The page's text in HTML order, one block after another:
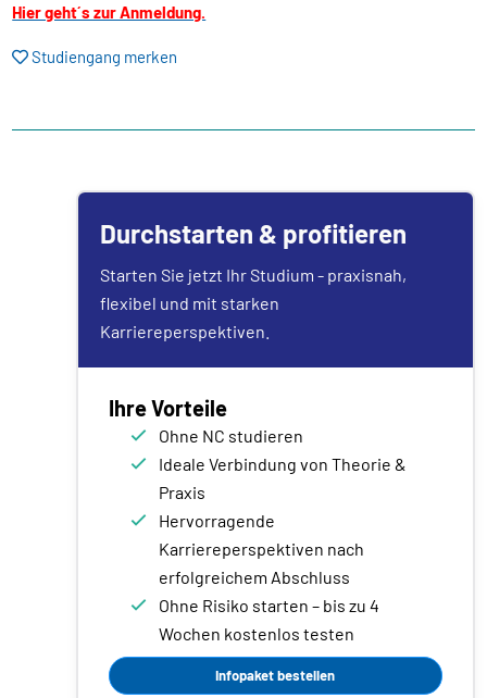
Hier geht´s zur Anmeldung.
Studiengang merken
Durchstarten & profitieren
Starten Sie jetzt Ihr Studium - praxisnah,
flexibel und mit starken
Karriereperspektiven.
Ihre Vorteile
Ohne NC studieren
Ideale Verbindung von Theorie &
Praxis
Hervorragende
Karriereperspektiven nach
erfolgreichem Abschluss
Ohne Risiko starten – bis zu 4
Wochen kostenlos testen
Infopaket bestellen